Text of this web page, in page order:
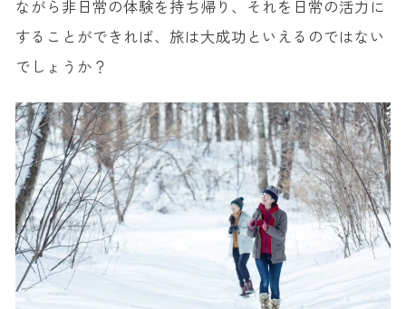
ながら非日常の体験を持ち帰り、それを日常の活力に
することができれば、旅は大成功といえるのではない
でしょうか？